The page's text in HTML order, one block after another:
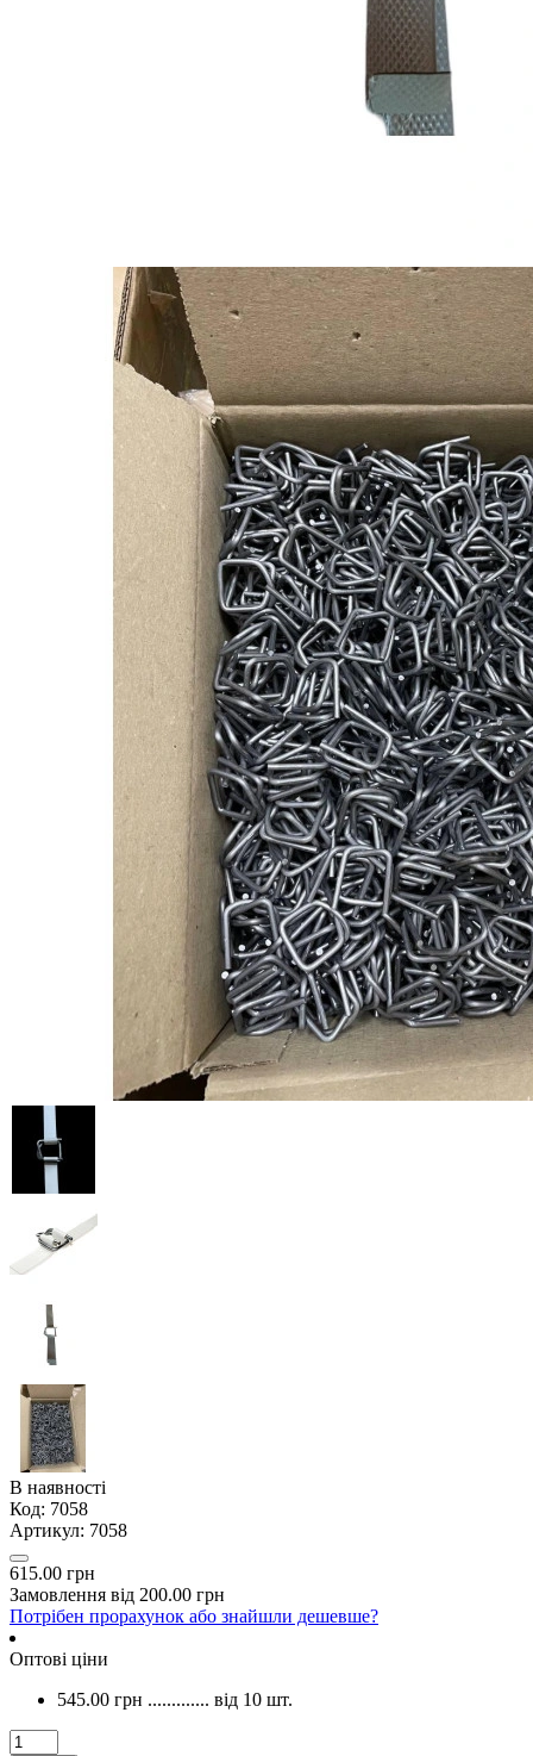
В наявності
Код: 7058
Артикул: 7058
615.00 грн
Замовлення від 200.00 грн
Потрібен прорахунок або знайшли дешевше?
Оптові ціни
545.00 грн ............. від 10 шт.